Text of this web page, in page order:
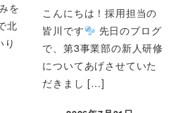
を
北
り
こんにちは！採用担当の
皆川です
先日のブログ
で、第3事業部の新人研修
についてあげさせていた
だきまし […]